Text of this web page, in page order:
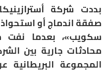
بددت شركة
صفقة اندماج أو
سكويب»، بعدما
محادثات جارية بين
المجموعة